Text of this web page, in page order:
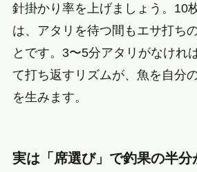
針掛かり率を上げましょう。10
は、アタリを待つ間もエサ打ち
とです。3〜5分アタリがなけれ
て打ち返すリズムが、魚を自分
を生みます。
実は「席選び」で釣果の半分